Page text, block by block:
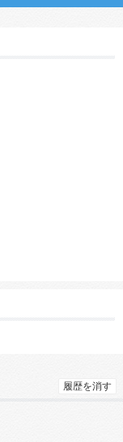
履歴を消す